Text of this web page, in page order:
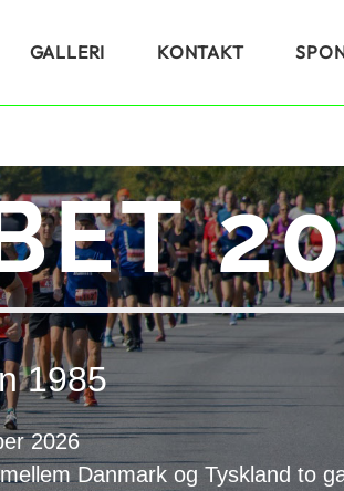
GALLERI KONTAKT
1985
2026
Danmark og Tyskland to